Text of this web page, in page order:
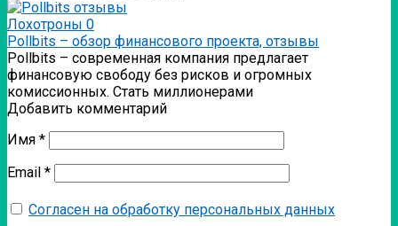
Лохотроны 0
Pollbits – обзор финансового проекта, отзывы
Pollbits – современная компания предлагает
финансовую свободу без рисков и огромных
комиссионных. Стать миллионерами
Добавить комментарий
Имя *
Email *
Согласен на обработку персональных данных